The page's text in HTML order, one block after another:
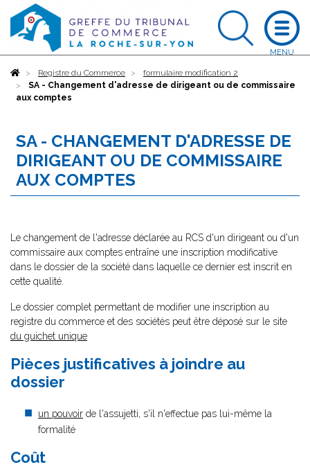
AccueilRegistre du Commerce
formulaire modification 2
SA - Changement d'adresse de dirigeant ou de commissaire
aux comptes
SA - CHANGEMENT D'ADRESSE DE
DIRIGEANT OU DE COMMISSAIRE
AUX COMPTES
Le changement de l'adresse déclarée au RCS d'un dirigeant ou d'un
commissaire aux comptes entraîne une inscription modificative
dans le dossier de la société dans laquelle ce dernier est inscrit en
cette qualité.
Le dossier complet permettant de modifier une inscription au
registre du commerce et des sociétés peut être déposé sur le site
du guichet unique
Pièces justificatives à joindre au
dossier
un pouvoir de l'assujetti, s'il n'effectue pas lui-même la
formalité
Coût